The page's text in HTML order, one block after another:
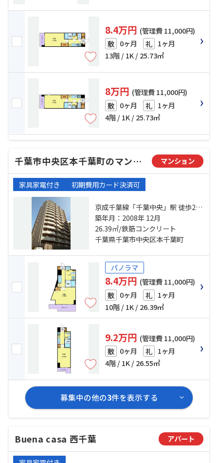
8.4万円 (管理費 11,000円)
敷 0ヶ月 礼 1ヶ月
13階 / 1K / 25.73㎡
8万円 (管理費 11,000円)
敷 0ヶ月 礼 1ヶ月
4階 / 1K / 25.73㎡
千葉市中央区本千葉町のマンション マンション
家具家電付き 初期費用カード決済可
京成千葉線「千葉中央」駅 徒歩2分
総武本線「千葉」駅 徒歩10分 千葉
都市モノレール「葭川公園」駅 徒
歩4分
築年月：2008年 12月
26.39㎡/鉄筋コンクリート
千葉県千葉市中央区本千葉町
パノラマ
8.4万円 (管理費 11,000円)
敷 0ヶ月 礼 1ヶ月
10階 / 1K / 26.39㎡
9.2万円 (管理費 11,000円)
敷 0ヶ月 礼 1ヶ月
4階 / 1K / 26.55㎡
募集中の他の3件を表示する
Buena casa 西千葉 アパート